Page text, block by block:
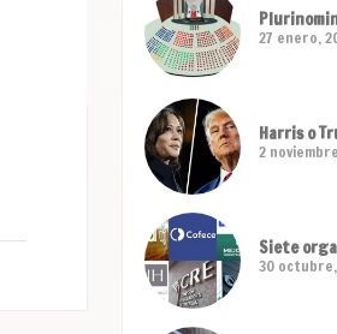
27 enero,
Harris o
2
Siete
30